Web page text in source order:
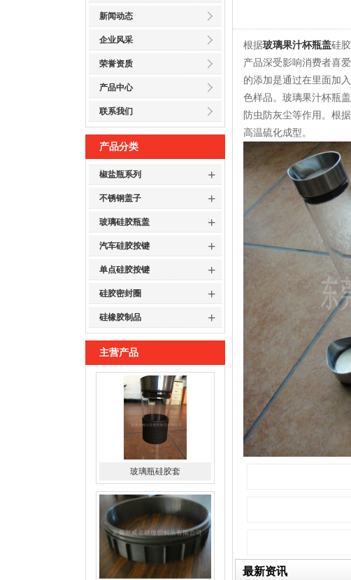
新闻动态
企业风采
荣誉资质
产品中心
联系我们
产品分类
椒盐瓶系列 +
不锈钢盖子 +
玻璃硅胶瓶盖 +
汽车硅胶按键 +
单点硅胶按键 +
硅胶密封圈 +
硅橡胶制品 +
主营产品
导热硅胶制品
根据玻璃果汁杯瓶盖硅
产品深受影响消费者喜
的添加是通过在里面加
色样品。玻璃果汁杯瓶
防虫防灰尘等作用。根
高温硫化成型。
最新资讯